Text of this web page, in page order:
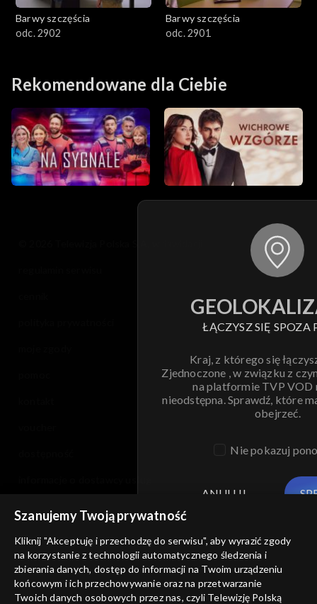
Barwy szczęścia
odc. 2902
Barwy szczęścia
odc. 2901
Rekomendowane dla Ciebie
ŁĄCZYSZ SIĘ SPOZA
Kraj, z którego się
Zjednoczone , w związku z
na platformie TVP VOD
nieodstępna. Sprawdź, które
obejrzeć.
Nie pokazuj
ANULUJ
Szanujemy Twoją prywatność
Kliknij "Akceptuję i przechodzę do serwisu", aby wyrazić zgody
na korzystanie z technologii automatycznego śledzenia i
zbierania danych, dostęp do informacji na Twoim urządzeniu
końcowym i ich przechowywanie oraz na przetwarzanie
Twoich danych osobowych przez nas, czyli Telewizję Polską